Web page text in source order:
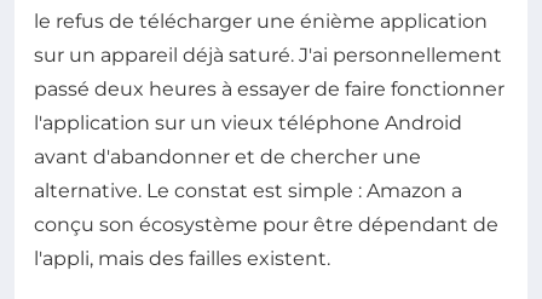
le refus de télécharger une énième application
sur un appareil déjà saturé. J'ai personnellement
passé deux heures à essayer de faire fonctionner
l'application sur un vieux téléphone Android
avant d'abandonner et de chercher une
alternative. Le constat est simple : Amazon a
conçu son écosystème pour être dépendant de
l'appli, mais des failles existent.